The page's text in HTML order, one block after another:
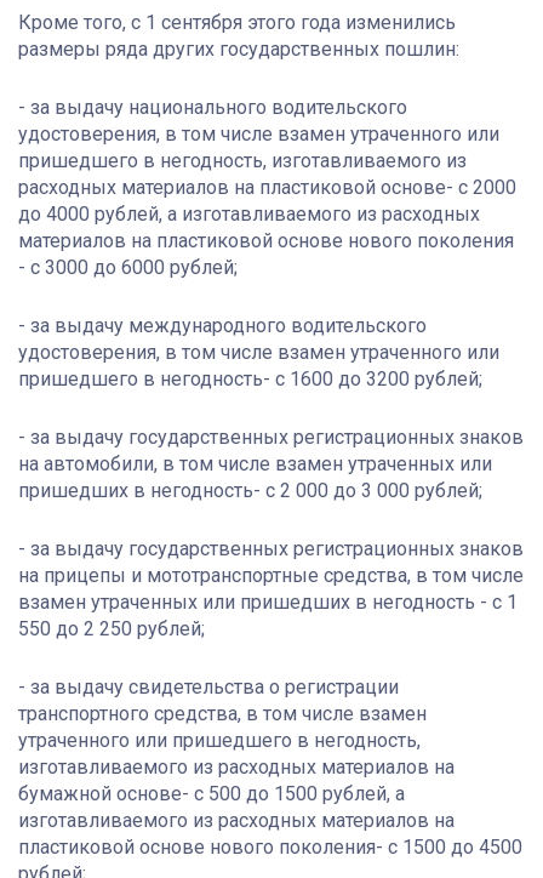
Кроме того, с 1 сентября этого года изменились
размеры ряда других государственных пошлин:
- за выдачу национального водительского
удостоверения, в том числе взамен утраченного или
пришедшего в негодность, изготавливаемого из
расходных материалов на пластиковой основе- с 2000
до 4000 рублей, а изготавливаемого из расходных
материалов на пластиковой основе нового поколения
- с 3000 до 6000 рублей;
- за выдачу международного водительского
удостоверения, в том числе взамен утраченного или
пришедшего в негодность- с 1600 до 3200 рублей;
- за выдачу государственных регистрационных знаков
на автомобили, в том числе взамен утраченных или
пришедших в негодность- с 2 000 до 3 000 рублей;
- за выдачу государственных регистрационных знаков
на прицепы и мототранспортные средства, в том числе
взамен утраченных или пришедших в негодность - с 1
550 до 2 250 рублей;
- за выдачу свидетельства о регистрации
транспортного средства, в том числе взамен
утраченного или пришедшего в негодность,
изготавливаемого из расходных материалов на
бумажной основе- с 500 до 1500 рублей, а
изготавливаемого из расходных материалов на
пластиковой основе нового поколения- с 1500 до 4500